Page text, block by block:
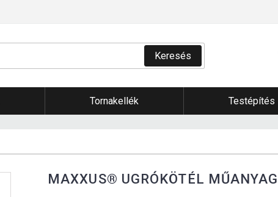
Keresés
Tornakellék Testépítés
MAXXUS® UGRÓKÖTÉL